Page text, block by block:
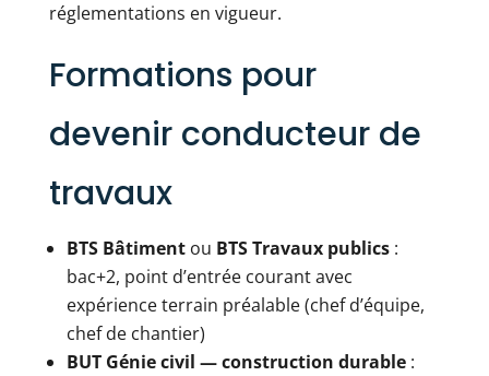
réglementations en vigueur.
Formations pour
devenir conducteur de
travaux
BTS Bâtimentou BTS Travaux publics:
bac+2, point d’entrée courant avec
expérience terrain préalable (chef d’équipe,
chef de chantier)
BUT Génie civil — construction durable: